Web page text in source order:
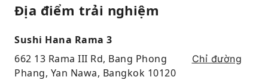
Địa điểm trải nghiệm
Sushi Hana Rama 3
662 13 Rama III Rd, Bang Phong
Phang, Yan Nawa, Bangkok 10120
Chỉ đường